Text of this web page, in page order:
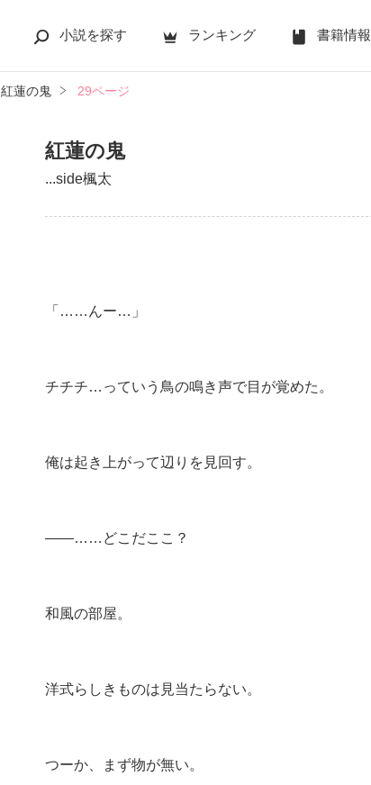
小説を探す ランキング 書籍情報
紅蓮の鬼 29ページ
紅蓮の鬼
...side楓太
「……んー…」
チチチ…っていう鳥の鳴き声で目が覚めた。
俺は起き上がって辺りを見回す。
――……どこだここ？
和風の部屋。
洋式らしきものは見当たらない。
つーか、まず物が無い。